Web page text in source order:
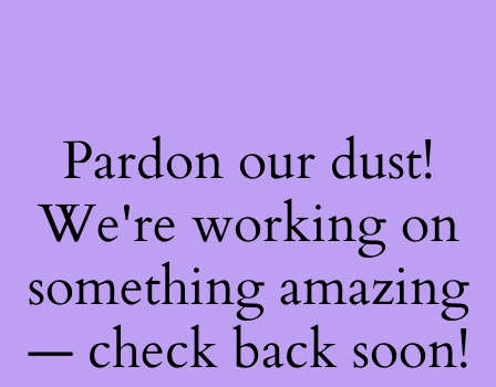
Pardon our dust!
We're working on
something amazing
— check back soon!